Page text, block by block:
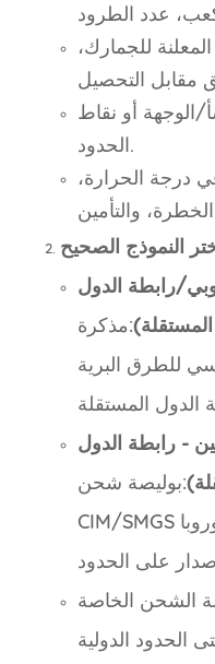
للجمارك،
الوجهة أو نقاط
الحدود.
درجة الحرارة،
النموذج الصحيح
رابطة الدول
المستقلة):مذكرة CMR للاتحاد الأوروبي؛ ومذكرة
للطرق البرية
- رابطة الدول
:بوليصة شحن SMGS؛ بوليصة شحن
CIM/SMGS مجمعة للممرات بين الصين وأوروبا
الشحن الخاصة
الحدود الدولية